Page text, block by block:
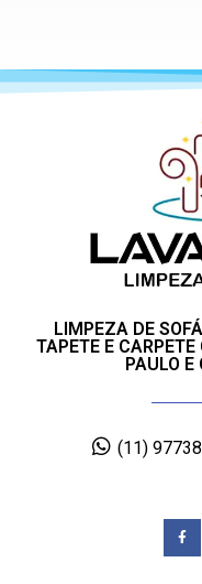
LIMPEZA DE
TAPETE E
PAULO E
(11)